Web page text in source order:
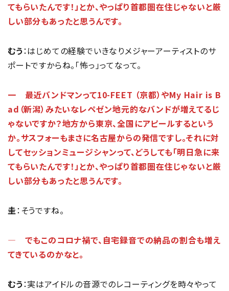
てもらいたんです！」とか、やっぱり首都圏在住じゃないと厳
しい部分もあったと思うんです。
むう：はじめての経験でいきなりメジャーアーティストのサ
ポートですからね。「怖っ」ってなって。
一 最近バンドマンって10-FEET （京都）やMy Hair is B
ad（新潟）みたいなレペゼン地元的なバンドが増えてるじ
ゃないですか？地方から東京、全国にアピールするという
か。サスフォーもまさに名古屋からの発信ですし。それに対
してセッションミュージシャンって、どうしても「明日急に来
てもらいたんです！」とか、やっぱり首都圏在住じゃないと厳
しい部分もあったと思うんです。
圭：そうですね。
― でもこのコロナ禍で、自宅録音での納品の割合も増え
てきているのかなと。
むう：実はアイドルの音源でのレコーティングを時々やって